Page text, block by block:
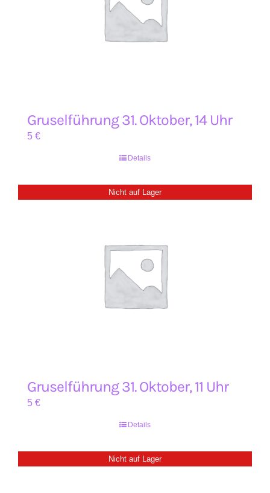
Gruselführung 31. Oktober, 14 Uhr
5 €
Details
Nicht auf Lager
Gruselführung 31. Oktober, 11 Uhr
5 €
Details
Nicht auf Lager